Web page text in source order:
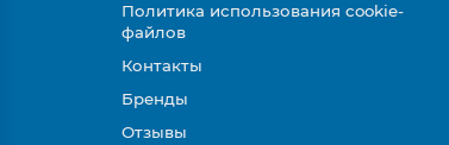
Политика использования cookie-
файлов
Контакты
Бренды
Отзывы